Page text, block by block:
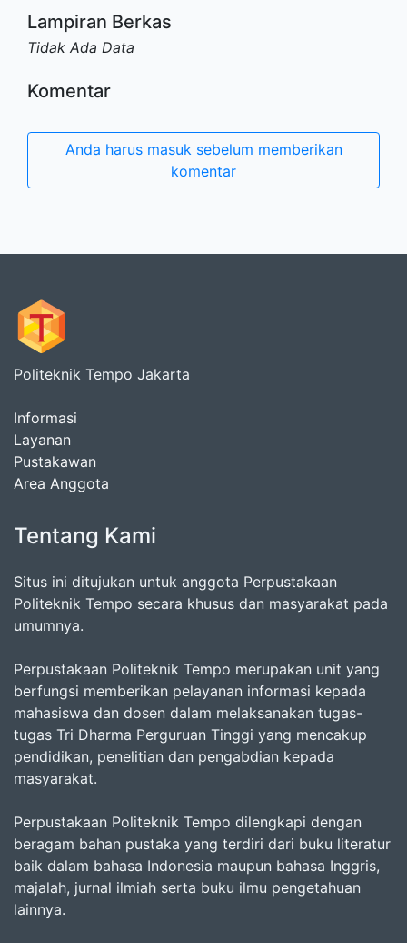
Lampiran Berkas
Tidak Ada Data
Komentar
Anda harus masuk sebelum memberikan
komentar
Politeknik Tempo Jakarta
Informasi
Layanan
Pustakawan
Area Anggota
Tentang Kami
Situs ini ditujukan untuk anggota Perpustakaan
Politeknik Tempo secara khusus dan masyarakat pada
umumnya.
Perpustakaan Politeknik Tempo merupakan unit yang
berfungsi memberikan pelayanan informasi kepada
mahasiswa dan dosen dalam melaksanakan tugas-
tugas Tri Dharma Perguruan Tinggi yang mencakup
pendidikan, penelitian dan pengabdian kepada
masyarakat.
Perpustakaan Politeknik Tempo dilengkapi dengan
beragam bahan pustaka yang terdiri dari buku literatur
baik dalam bahasa Indonesia maupun bahasa Inggris,
majalah, jurnal ilmiah serta buku ilmu pengetahuan
lainnya.